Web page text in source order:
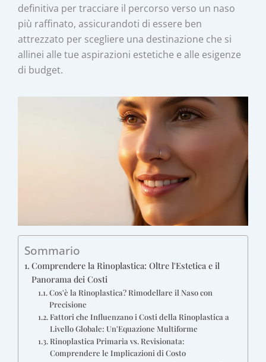
definitiva per tracciare il percorso verso un naso
più raffinato, assicurandoti di essere ben
attrezzato per scegliere una destinazione che si
allinei alle tue aspirazioni estetiche e alle esigenze
di budget.
Sommario
Comprendere la Rinoplastica: Oltre l'Estetica e il
Panorama dei Costi
Cos'è la Rinoplastica? Rimodellare il Nasо con
Precisione
Fattori che Influenzano i Costi della Rinoplastica a
Livello Globale: Un'Equazione Multiforme
Rinoplastica Primaria vs. Revisionata:
Comprendere le Implicazioni di Costo